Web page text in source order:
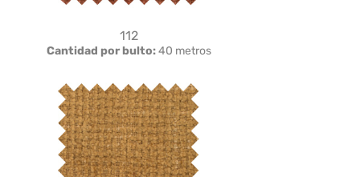
112
Cantidad por bulto:40 metros